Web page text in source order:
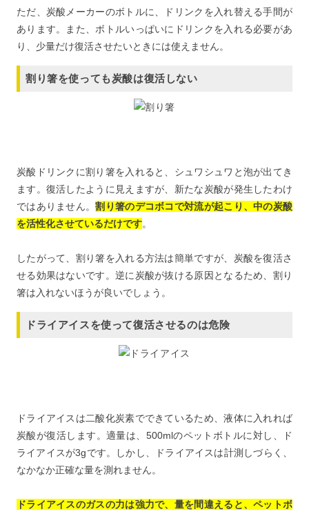
ただ、炭酸メーカーのボトルに、ドリンクを入れ替える手間が
あります。また、ボトルいっぱいにドリンクを入れる必要があ
り、少量だけ復活させたいときには使えません。
割り箸を使っても炭酸は復活しない
炭酸ドリンクに割り箸を入れると、シュワシュワと泡が出てき
ます。復活したように見えますが、新たな炭酸が発生したわけ
ではありません。割り箸のデコボコで対流が起こり、中の炭酸
を活性化させているだけです。
したがって、割り箸を入れる方法は簡単ですが、炭酸を復活さ
せる効果はないです。逆に炭酸が抜ける原因となるため、割り
箸は入れないほうが良いでしょう。
ドライアイスを使って復活させるのは危険
ドライアイスは二酸化炭素でできているため、液体に入れれば
炭酸が復活します。適量は、500mlのペットボトルに対し、ド
ライアイスが3gです。しかし、ドライアイスは計測しづらく、
なかなか正確な量を測れません。
ドライアイスのガスの力は強力で、量を間違えると、ペットボ